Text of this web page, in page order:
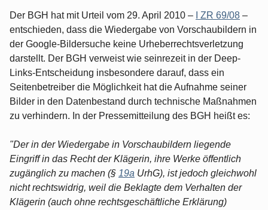
Der BGH hat mit Urteil vom 29. April 2010 – I ZR 69/08 –
entschieden, dass die Wiedergabe von Vorschaubildern in
der Google-Bildersuche keine Urheberrechtsverletzung
darstellt. Der BGH verweist wie seinrezeit in der Deep-
Links-Entscheidung insbesondere darauf, dass ein
Seitenbetreiber die Möglichkeit hat die Aufnahme seiner
Bilder in den Datenbestand durch technische Maßnahmen
zu verhindern. In der Pressemitteilung des BGH heißt es:
"Der in der Wiedergabe in Vorschaubildern liegende
Eingriff in das Recht der Klägerin, ihre Werke öffentlich
zugänglich zu machen (§ 19a UrhG), ist jedoch gleichwohl
nicht rechtswidrig, weil die Beklagte dem Verhalten der
Klägerin (auch ohne rechtsgeschäftliche Erklärung)